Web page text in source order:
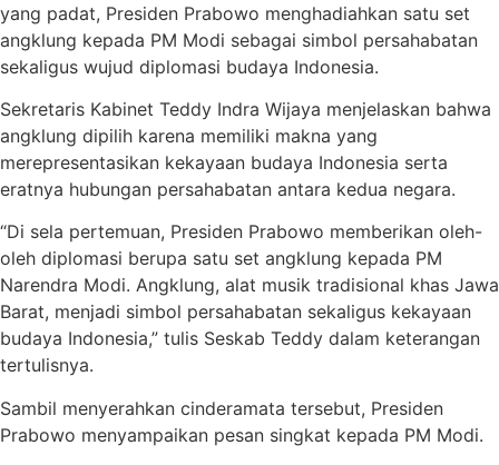
yang padat, Presiden Prabowo menghadiahkan satu set
angklung kepada PM Modi sebagai simbol persahabatan
sekaligus wujud diplomasi budaya Indonesia.
Sekretaris Kabinet Teddy Indra Wijaya menjelaskan bahwa
angklung dipilih karena memiliki makna yang
merepresentasikan kekayaan budaya Indonesia serta
eratnya hubungan persahabatan antara kedua negara.
“Di sela pertemuan, Presiden Prabowo memberikan oleh-
oleh diplomasi berupa satu set angklung kepada PM
Narendra Modi. Angklung, alat musik tradisional khas Jawa
Barat, menjadi simbol persahabatan sekaligus kekayaan
budaya Indonesia,” tulis Seskab Teddy dalam keterangan
tertulisnya.
Sambil menyerahkan cinderamata tersebut, Presiden
Prabowo menyampaikan pesan singkat kepada PM Modi.